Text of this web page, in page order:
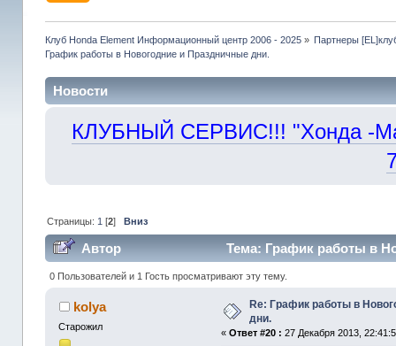
Клуб Honda Element Информационный центр 2006 - 2025» Партнеры
График работы в Новогодние и Праздничные дни.
Новости
КЛУБНЫЙ СЕРВИС!!! "Хонда -
Страницы: 1 [2] Вниз
Автор Тема: График работы в
0 Пользователей и 1 Гость просматривают эту тему.
kolya
Старожил
Re: График работы в
дни.
«Ответ #20 : 27 Декабря 2013,